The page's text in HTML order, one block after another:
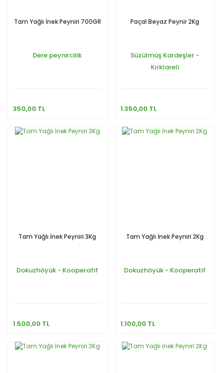
Tam Yağlı İnek Peyniri 700GR
Dere peynircilik
350,00 TL
Paçal Beyaz Peynir 2Kg
Süzülmüş Kardeşler -
Kırklareli
1.350,00 TL
Tam Yağlı İnek Peyniri 3Kg
Dokuzhöyük - Kooperatif
1.500,00 TL
Tam Yağlı İnek Peyniri 2Kg
Dokuzhöyük - Kooperatif
1.100,00 TL